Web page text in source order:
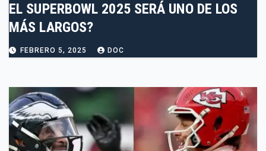
EL SUPERBOWL 2025 SERÁ UNO DE LOS
MÁS LARGOS?
FEBRERO 5, 2025 DOC